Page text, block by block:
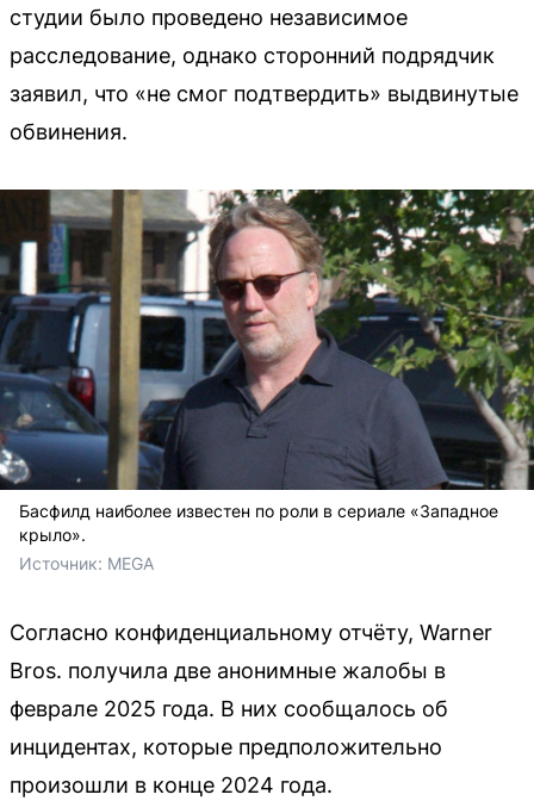
студии было проведено независимое
расследование, однако сторонний подрядчик
заявил, что «не смог подтвердить» выдвинутые
обвинения.
Басфилд наиболее известен по роли в сериале «Западное
крыло».
Источник: MEGA
Согласно конфиденциальному отчёту, Warner
Bros. получила две анонимные жалобы в
феврале 2025 года. В них сообщалось об
инцидентах, которые предположительно
произошли в конце 2024 года.